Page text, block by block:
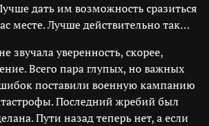
дать им возможность сразиться
месте. Лучше действительно так…
звучала уверенность, скорее,
Всего пара глупых, но важных
поставили военную кампанию
Последний жребий был
Пути назад теперь нет, а если